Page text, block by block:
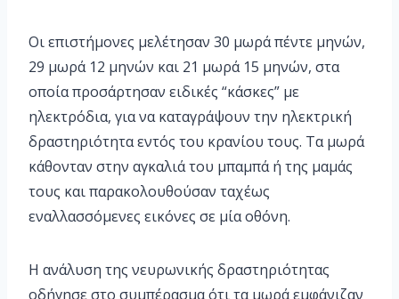
Οι επιστήμονες μελέτησαν 30 μωρά πέντε μηνών,
29 μωρά 12 μηνών και 21 μωρά 15 μηνών, στα
οποία προσάρτησαν ειδικές “κάσκες” με
ηλεκτρόδια, για να καταγράψουν την ηλεκτρική
δραστηριότητα εντός του κρανίου τους. Τα μωρά
κάθονταν στην αγκαλιά του μπαμπά ή της μαμάς
τους και παρακολουθούσαν ταχέως
εναλλασσόμενες εικόνες σε μία οθόνη.
Η ανάλυση της νευρωνικής δραστηριότητας
οδήγησε στο συμπέρασμα ότι τα μωρά εμφάνιζαν